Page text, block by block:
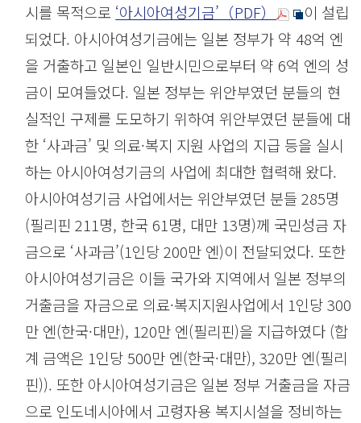
시를 목적으로 ‘아시아여성기금’（PDF）
이 설립
되었다. 아시아여성기금에는 일본 정부가 약 48억 엔
을 거출하고 일본인 일반시민으로부터 약 6억 엔의 성
금이 모여들었다. 일본 정부는 위안부였던 분들의 현
실적인 구제를 도모하기 위하여 위안부였던 분들에 대
한 ‘사과금’ 및 의료·복지 지원 사업의 지급 등을 실시
하는 아시아여성기금의 사업에 최대한 협력해 왔다.
아시아여성기금 사업에서는 위안부였던 분들 285명
(필리핀 211명, 한국 61명, 대만 13명)께 국민성금 자
금으로 ‘사과금’(1인당 200만 엔)이 전달되었다. 또한
아시아여성기금은 이들 국가와 지역에서 일본 정부의
거출금을 자금으로 의료·복지지원사업에서 1인당 300
만 엔(한국·대만), 120만 엔(필리핀)을 지급하였다 (합
계 금액은 1인당 500만 엔(한국·대만), 320만 엔(필리
핀)). 또한 아시아여성기금은 일본 정부 거출금을 자금
으로 인도네시아에서 고령자용 복지시설을 정비하는